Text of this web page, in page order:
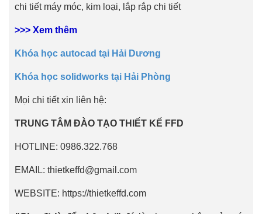
chi tiết máy móc, kim loại, lắp rắp chi tiết
>>> Xem thêm
Khóa học autocad tại Hải Dương
Khóa học solidworks tại Hải Phòng
Mọi chi tiết xin liên hệ:
TRUNG TÂM ĐÀO TẠO THIẾT KẾ FFD
HOTLINE: 0986.322.768
EMAIL: thietkeffd@gmail.com
WEBSITE: https://thietkeffd.com